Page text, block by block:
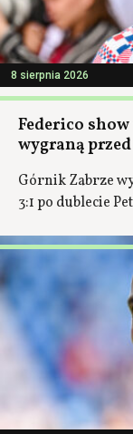
8 sierpnia 2026
Federico
wygraną
Górnik Zabrze
3:1 po dublecie